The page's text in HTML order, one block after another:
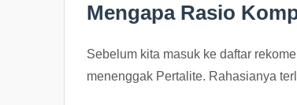
Mengapa Rasio
Sebelum kita masuk ke daftar
menenggak Pertalite. Rahasianya